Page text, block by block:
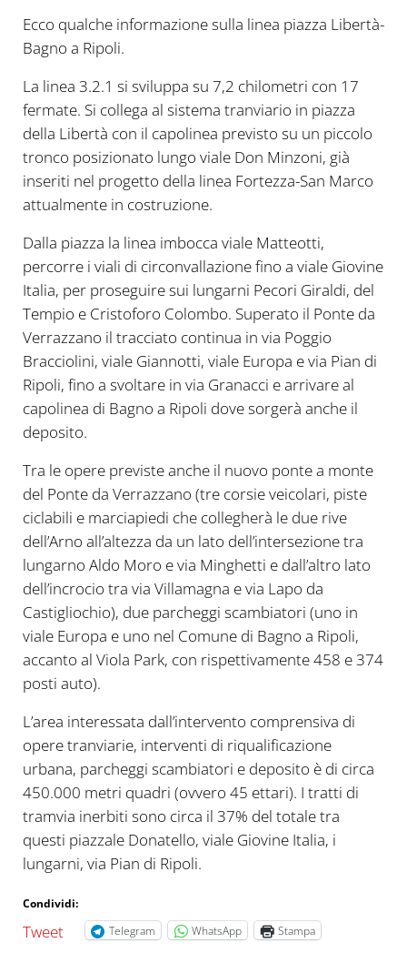
Ecco qualche informazione sulla linea piazza Libertà-
Bagno a Ripoli.
La linea 3.2.1 si sviluppa su 7,2 chilometri con 17
fermate. Si collega al sistema tranviario in piazza
della Libertà con il capolinea previsto su un piccolo
tronco posizionato lungo viale Don Minzoni, già
inseriti nel progetto della linea Fortezza-San Marco
attualmente in costruzione.
Dalla piazza la linea imbocca viale Matteotti,
percorre i viali di circonvallazione fino a viale Giovine
Italia, per proseguire sui lungarni Pecori Giraldi, del
Tempio e Cristoforo Colombo. Superato il Ponte da
Verrazzano il tracciato continua in via Poggio
Bracciolini, viale Giannotti, viale Europa e via Pian di
Ripoli, fino a svoltare in via Granacci e arrivare al
capolinea di Bagno a Ripoli dove sorgerà anche il
deposito.
Tra le opere previste anche il nuovo ponte a monte
del Ponte da Verrazzano (tre corsie veicolari, piste
ciclabili e marciapiedi che collegherà le due rive
dell’Arno all’altezza da un lato dell’intersezione tra
lungarno Aldo Moro e via Minghetti e dall’altro lato
dell’incrocio tra via Villamagna e via Lapo da
Castigliochio), due parcheggi scambiatori (uno in
viale Europa e uno nel Comune di Bagno a Ripoli,
accanto al Viola Park, con rispettivamente 458 e 374
posti auto).
L’area interessata dall’intervento comprensiva di
opere tranviarie, interventi di riqualificazione
urbana, parcheggi scambiatori e deposito è di circa
450.000 metri quadri (ovvero 45 ettari). I tratti di
tramvia inerbiti sono circa il 37% del totale tra
questi piazzale Donatello, viale Giovine Italia, i
lungarni, via Pian di Ripoli.
Condividi:
Tweet Telegram WhatsApp Stampa